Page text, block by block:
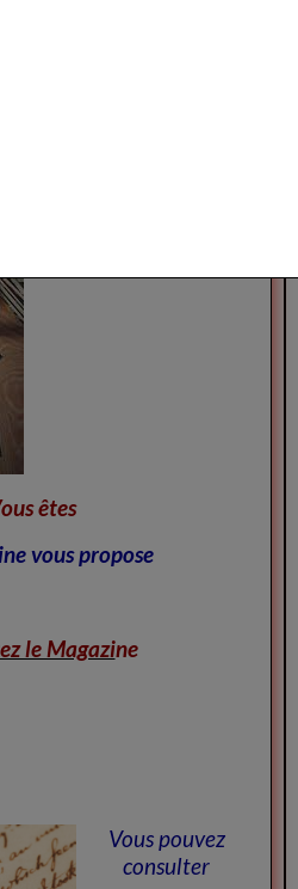
êtes
vous propose
le Magazine
Vous pouvez
consulter